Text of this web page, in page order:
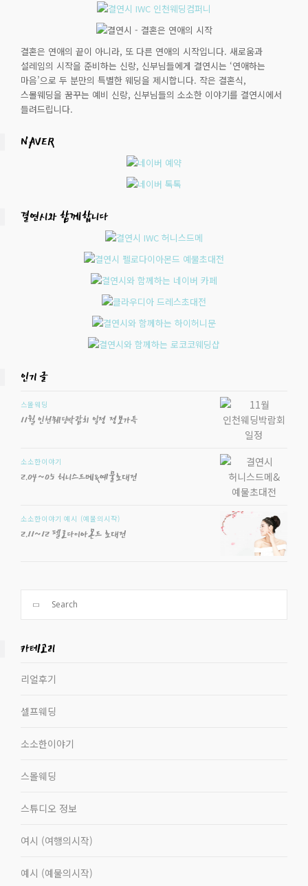
결혼은 연애의 끝이 아니라, 또 다른 연애의 시작입니다. 새로움과
설레임의 시작을 준비하는 신랑, 신부님들에게 결연시는 ‘연애하는
마음’으로 두 분만의 특별한 웨딩을 제시합니다. 작은 결혼식,
스몰웨딩을 꿈꾸는 예비 신랑, 신부님들의 소소한 이야기를 결연시에서
들려드립니다.
NAVER
결연시와 함께합니다
인기 글
스몰웨딩
11월 인천웨딩박람회 일정 정보가득
소소한이야기
2.04~05 허니스드메&예물초대전
소소한이야기 예시 (예물의시작)
2.11~12 펠로다이아몬드 초대전
카테고리
리얼후기
셀프웨딩
소소한이야기
스몰웨딩
스튜디오 정보
여시 (여행의시작)
예시 (예물의시작)